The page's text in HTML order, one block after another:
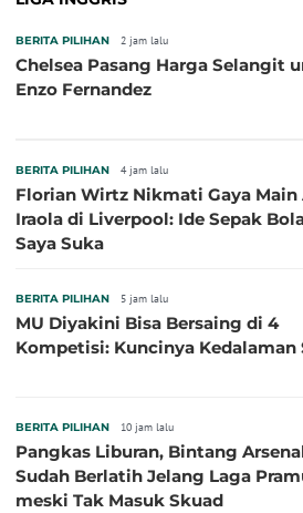
BERITA PILIHAN 2 jam lalu
Chelsea Pasang Harga Selangit
Enzo Fernandez
BERITA PILIHAN 4 jam lalu
Florian Wirtz Nikmati Gaya Main
Iraola di Liverpool: Ide Sepak
Saya Suka
BERITA PILIHAN 5 jam lalu
MU Diyakini Bisa Bersaing di 4
Kompetisi: Kuncinya Kedalaman
BERITA PILIHAN 10 jam lalu
Pangkas Liburan, Bintang
Sudah Berlatih Jelang Laga
meski Tak Masuk Skuad